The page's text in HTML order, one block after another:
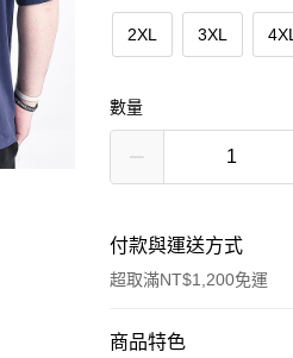
2XL 3XL 4XL
數量
付款與運送方式
超取滿NT$1,200免運
付款方式
商品特色